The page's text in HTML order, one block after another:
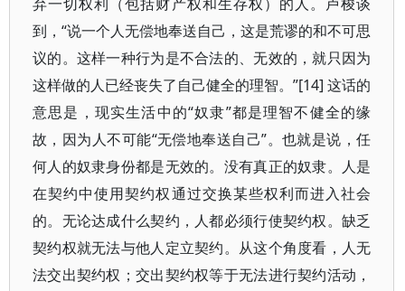
到，“说一个人无偿地奉送自己，这是荒谬的和不可思
议的。这样一种行为是不合法的、无效的，就只因为
这样做的人已经丧失了自己健全的理智。”[14] 这话的
意思是，现实生活中的“奴隶”都是理智不健全的缘
故，因为人不可能“无偿地奉送自己”。也就是说，任
何人的奴隶身份都是无效的。没有真正的奴隶。人是
在契约中使用契约权通过交换某些权利而进入社会
的。无论达成什么契约，人都必须行使契约权。缺乏
契约权就无法与他人定立契约。从这个角度看，人无
法交出契约权；交出契约权等于无法进行契约活动，